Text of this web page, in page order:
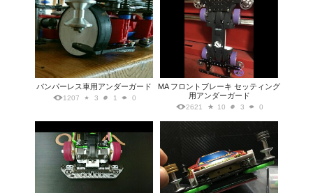
バンパーレス車用アンダーガード
1207 3 1 0
MA フロントブレーキ セッティング
用アンダーガード
2621 10 3 0